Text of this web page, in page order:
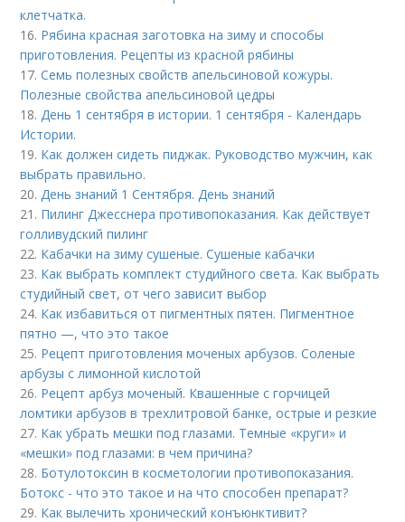
клетчатка.
16. Рябина красная заготовка на зиму и способы
приготовления. Рецепты из красной рябины
17.Семь полезных свойств апельсиновой кожуры.
Полезные свойства апельсиновой цедры
18.День 1 сентября в истории. 1 сентября - Календарь
Истории.
19. Как должен сидеть пиджак. Руководство мужчин, как
выбрать правильно.
20.День знаний 1 Сентября. День знаний
21. Пилинг Джесснера противопоказания. Как действует
голливудский пилинг
22. Кабачки на зиму сушеные. Сушеные кабачки
23. Как выбрать комплект студийного света. Как выбрать
студийный свет, от чего зависит выбор
24. Как избавиться от пигментных пятен. Пигментное
пятно —, что это такое
25. Рецепт приготовления моченых арбузов. Соленые
арбузы с лимонной кислотой
26. Рецепт арбуз моченый. Квашенные с горчицей
ломтики арбузов в трехлитровой банке, острые и резкие
27. Как убрать мешки под глазами. Темные «круги» и
«мешки» под глазами: в чем причина?
28. Ботулотоксин в косметологии противопоказания.
Ботокс - что это такое и на что способен препарат?
29. Как вылечить хронический конъюнктивит?